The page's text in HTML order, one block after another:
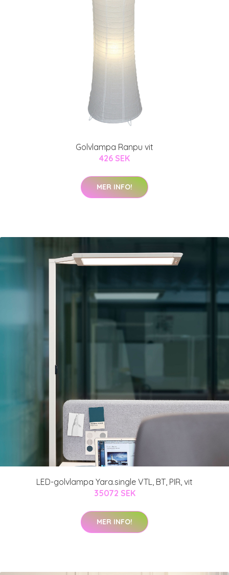
Golvlampa Ranpu vit
426 SEK
MER INFO!
LED-golvlampa Yara.single VTL, BT, PIR, vit
35072 SEK
MER INFO!